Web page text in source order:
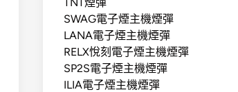
SWAG電子煙主機煙彈
LANA電子煙主機煙彈
RELX悅刻電子煙主機煙彈
SP2S電子煙主機煙彈
ILIA電子煙主機煙彈